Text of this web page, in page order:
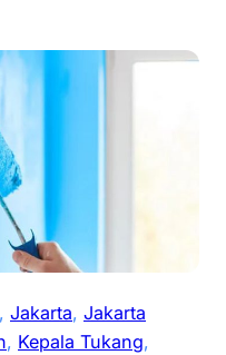
, Jakarta, Jakarta
, Kepala Tukang